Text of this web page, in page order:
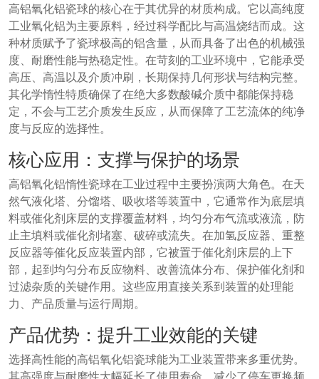
高铝氧化铝瓷球的核心在于其优异的材质构成。它以高纯度
工业氧化铝为主要原料，经过科学配比与高温烧结而成。这
种材质赋予了瓷球极高的铝含量，从而具备了出色的机械强
度、耐磨性能与热稳定性。在苛刻的工业环境中，它能承受
高压、高温以及介质冲刷，长期保持几何形状与结构完整。
其化学惰性特质确保了在绝大多数酸碱介质中都能保持稳
定，不会与工艺介质发生反应，从而保障了工艺流体的纯净
度与反应的选择性。
核心应用：支撑与保护的场景
高铝氧化铝惰性瓷球在工业过程中主要扮演两大角色。在天
然气液化塔、分馏塔、吸收塔等装置中，它通常作为底层填
料或催化剂床层的支撑覆盖材料，均匀分布气流或液流，防
止主填料或催化剂堵塞、破碎或流失。在加氢反应器、重整
反应器等催化反应装置内部，它被置于催化剂床层的上下
部，起到均匀分布反应物料、改善流体分布、保护催化剂和
过滤杂质的关键作用。这些应用直接关系到装置的处理能
力、产品质量与运行周期。
产品优势：提升工业效能的关键
选择高性能的高铝氧化铝瓷球能为工业装置带来多重优势。